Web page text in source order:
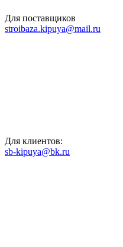
Для поставщиков
stroibaza.kipuya@mail.ru
Для клиентов:
sb-kipuya@bk.ru